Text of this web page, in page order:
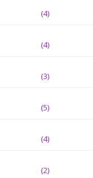
(4)
(4)
(3)
(5)
(4)
(2)